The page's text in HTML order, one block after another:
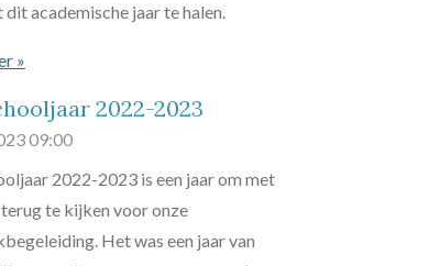
dit academische jaar te halen.
»
2022-2023
09:00
2022-2023 is een jaar om met
te kijken voor onze
Het was een jaar van